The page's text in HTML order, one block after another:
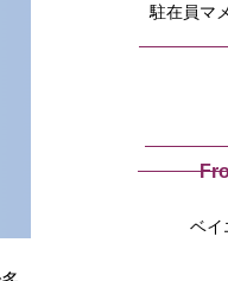
駐在員マ
ベイ